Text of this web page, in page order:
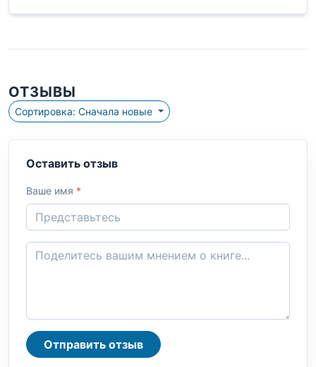
ОТЗЫВЫ
Сортировка: Сначала новые
Оставить отзыв
Ваше имя *
Отправить отзыв